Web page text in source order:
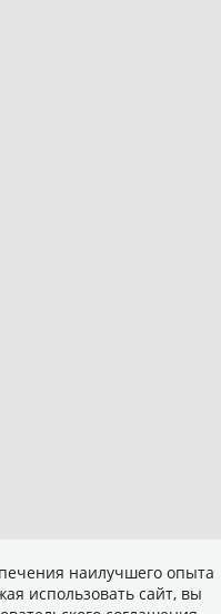
наилучшего опыта
использовать сайт, вы